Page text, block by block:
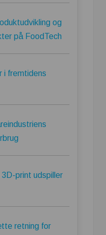
og
på FoodTech
i fremtidens
print udspiller
retning for